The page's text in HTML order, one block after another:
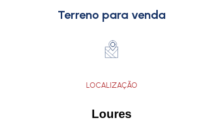
Terreno para venda
LOCALIZAÇÃO
Loures